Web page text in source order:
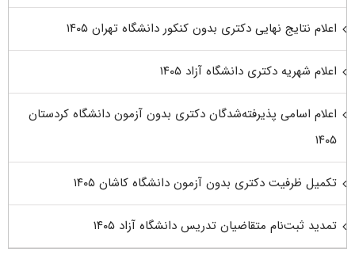
اعلام نتایج نهایی دکتری بدون کنکور دانشگاه تهران ۱۴۰۵
اعلام شهریه دکتری دانشگاه آزاد ۱۴۰۵
اعلام اسامی پذیرفته‌شدگان دکتری بدون آزمون دانشگاه کردستان
۱۴۰۵
تکمیل ظرفیت دکتری بدون آزمون دانشگاه کاشان ۱۴۰۵
تمدید ثبت‌نام متقاضیان تدریس دانشگاه آزاد ۱۴۰۵